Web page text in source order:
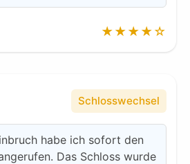
★★★★☆
Schlosswechsel
habe ich sofort den
Das Schloss wurde